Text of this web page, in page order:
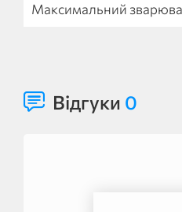
Максимальний
Відгуки 0